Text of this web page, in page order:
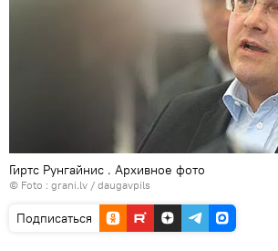
Гиртс Рунгайнис . Архивное фото
© Foto : grani.lv / daugavpils
Подписаться